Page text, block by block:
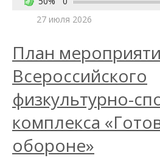
27 июля 2026
План
Всероссийского
физкультурно-
комплекса
обороне»